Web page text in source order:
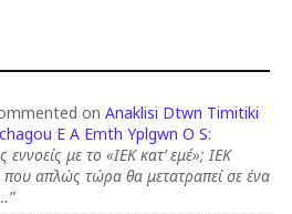
on Anaklisi Dtwn Timitiki
E A Emth Yplgwn O S:
με το «ΙΕΚ κατ’ εμέ»; ΙΕΚ
που απλώς τώρα θα μετατραπεί σε ένα